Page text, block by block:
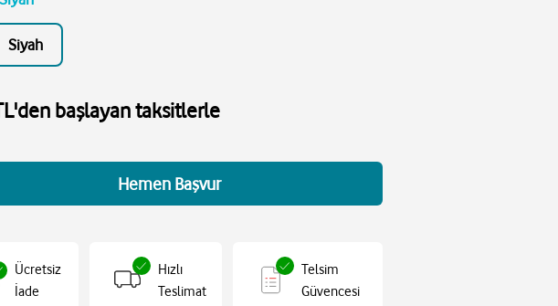
Siyah
başlayan taksitlerle
Hemen Başvur
Ücretsiz
İade
Hızlı
Teslimat
Telsim
Güvencesi